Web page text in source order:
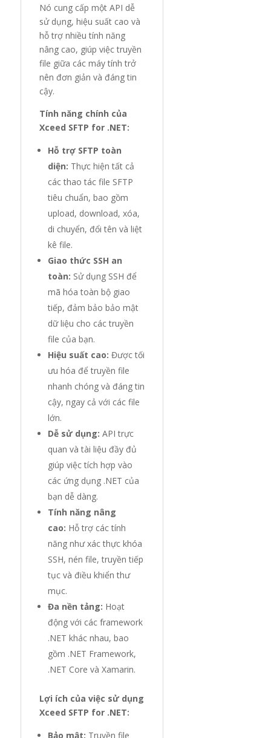
Nó cung cấp một API dễ
sử dụng, hiệu suất cao và
hỗ trợ nhiều tính năng
nâng cao, giúp việc truyền
file giữa các máy tính trở
nên đơn giản và đáng tin
cậy.
Tính năng chính của
Xceed SFTP for .NET:
Hỗ trợ SFTP toàn
diện: Thực hiện tất cả
các thao tác file SFTP
tiêu chuẩn, bao gồm
upload, download, xóa,
di chuyển, đổi tên và liệt
kê file.
Giao thức SSH an
toàn: Sử dụng SSH để
mã hóa toàn bộ giao
tiếp, đảm bảo bảo mật
dữ liệu cho các truyền
file của bạn.
Hiệu suất cao: Được tối
ưu hóa để truyền file
nhanh chóng và đáng tin
cậy, ngay cả với các file
lớn.
Dễ sử dụng: API trực
quan và tài liệu đầy đủ
giúp việc tích hợp vào
các ứng dụng .NET của
bạn dễ dàng.
Tính năng nâng
cao: Hỗ trợ các tính
năng như xác thực khóa
SSH, nén file, truyền tiếp
tục và điều khiển thư
mục.
Đa nền tảng: Hoạt
động với các framework
.NET khác nhau, bao
gồm .NET Framework,
.NET Core và Xamarin.
Lợi ích của việc sử dụng
Xceed SFTP for .NET:
Bảo mật: Truyền file